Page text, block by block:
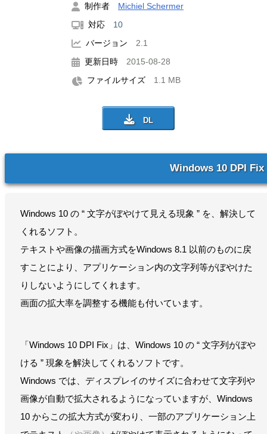
制作者 Michiel Schermer
対応 10
バージョン 2.1
更新日時 2015-08-28
ファイルサイズ 1.1 MB
Windows 10 DPI Fix
Windows 10 の “ 文字がぼやけて見える現象 ” を、解決して
くれるソフト。
テキストや画像の描画方式をWindows 8.1 以前のものに戻
すことにより、アプリケーション内の文字列等がぼやけた
りしないようにしてくれます。
画面の拡大率を調整する機能も付いています。
「Windows 10 DPI Fix」は、Windows 10 の “ 文字列がぼや
ける ” 現象を解決してくれるソフトです。
Windows では、ディスプレイのサイズに合わせて文字列や
画像が自動で拡大されるようになっていますが、Windows
10 からこの拡大方式が変わり、一部のアプリケーション上